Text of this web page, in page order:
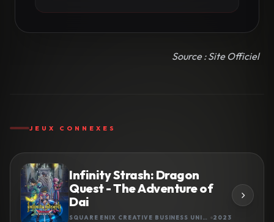
Source : Site Officiel
JEUX CONNEXES
Infinity Strash: Dragon
Quest - The Adventure of
Dai
SQUARE ENIX CREATIVE BUSINESS UNIT II 2023